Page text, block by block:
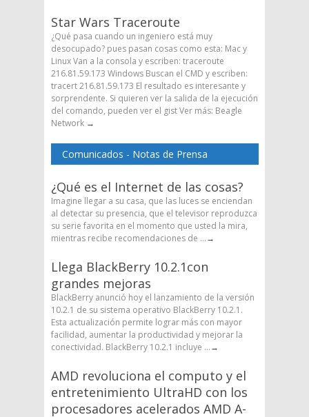
Star Wars Traceroute
¿Qué pasa cuando un ingeniero está muy
desocupado? pues pasan cosas como esta: Mac y
Linux Van a la consola y escriben: traceroute
216.81.59.173 Windows Buscan el CMD y escriben:
tracert 216.81.59.173 El resultado es interesante y
sorprendente. Si quieren ver la salida de la ejecución
del comando, pueden ver el gist Ver más: Beagle
Network →
Comunicados - Notas de Prensa
¿Qué es el Internet de las cosas?
Imagine llegar a su casa, que las luces se enciendan
al detectar su presencia, que el televisor reproduzca
su serie favorita en el momento que usted la mira,
mientras recibe recomendaciones de ...→
Llega BlackBerry 10.2.1con
grandes mejoras
BlackBerry anunció hoy el lanzamiento de la versión
10.2.1 de su sistema operativo BlackBerry 10.2.1.
Esta actualización permite lograr más con mayor
facilidad, aumentar la productividad y mejorar la
conectividad. BlackBerry 10.2.1 incluye ...→
AMD revoluciona el computo y el
entretenimiento UltraHD con los
procesadores acelerados AMD A-